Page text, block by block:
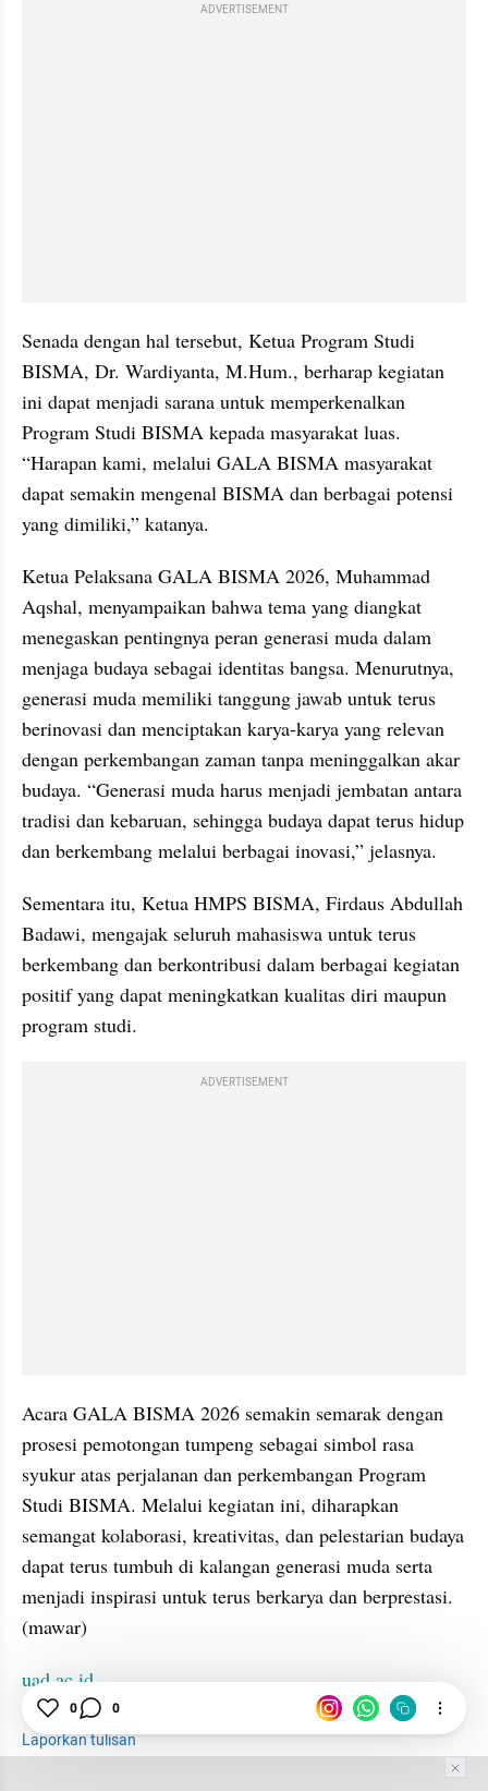
ADVERTISEMENT
Senada dengan hal tersebut, Ketua Program Studi
BISMA, Dr. Wardiyanta, M.Hum., berharap kegiatan
ini dapat menjadi sarana untuk memperkenalkan
Program Studi BISMA kepada masyarakat luas.
“Harapan kami, melalui GALA BISMA masyarakat
dapat semakin mengenal BISMA dan berbagai potensi
yang dimiliki,” katanya.
Ketua Pelaksana GALA BISMA 2026, Muhammad
Aqshal, menyampaikan bahwa tema yang diangkat
menegaskan pentingnya peran generasi muda dalam
menjaga budaya sebagai identitas bangsa. Menurutnya,
generasi muda memiliki tanggung jawab untuk terus
berinovasi dan menciptakan karya-karya yang relevan
dengan perkembangan zaman tanpa meninggalkan akar
budaya. “Generasi muda harus menjadi jembatan antara
tradisi dan kebaruan, sehingga budaya dapat terus hidup
dan berkembang melalui berbagai inovasi,” jelasnya.
Sementara itu, Ketua HMPS BISMA, Firdaus Abdullah
Badawi, mengajak seluruh mahasiswa untuk terus
berkembang dan berkontribusi dalam berbagai kegiatan
positif yang dapat meningkatkan kualitas diri maupun
program studi.
ADVERTISEMENT
Acara GALA BISMA 2026 semakin semarak dengan
prosesi pemotongan tumpeng sebagai simbol rasa
syukur atas perjalanan dan perkembangan Program
Studi BISMA. Melalui kegiatan ini, diharapkan
semangat kolaborasi, kreativitas, dan pelestarian budaya
dapat terus tumbuh di kalangan generasi muda serta
menjadi inspirasi untuk terus berkarya dan berprestasi.
(mawar)
uad.ac.id
Laporkan tulisan
0 0